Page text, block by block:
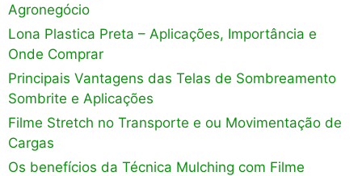
Agronegócio
Lona Plastica Preta – Aplicações, Importância e
Onde Comprar
Principais Vantagens das Telas de Sombreamento
Sombrite e Aplicações
Filme Stretch no Transporte e ou Movimentação de
Cargas
Os benefícios da Técnica Mulching com Filme